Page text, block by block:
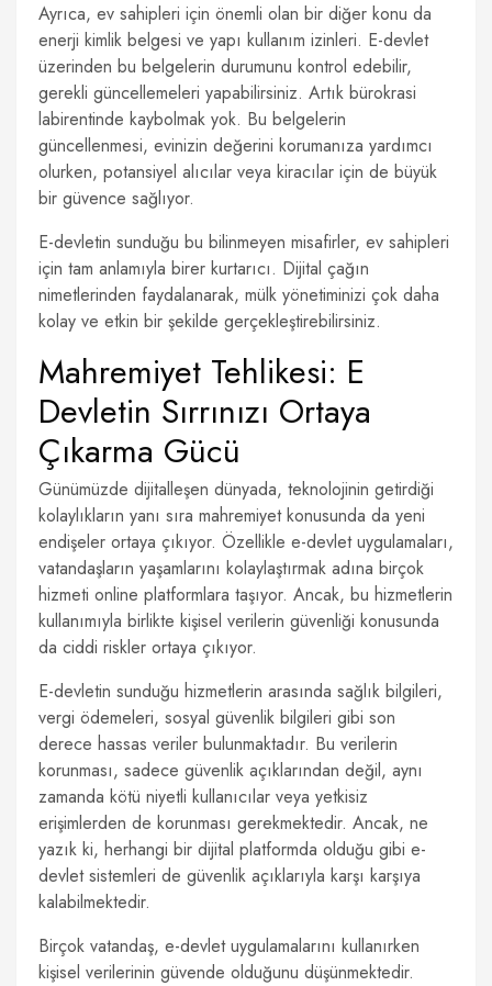
Ayrıca, ev sahipleri için önemli olan bir diğer konu da
enerji kimlik belgesi ve yapı kullanım izinleri. E-devlet
üzerinden bu belgelerin durumunu kontrol edebilir,
gerekli güncellemeleri yapabilirsiniz. Artık bürokrasi
labirentinde kaybolmak yok. Bu belgelerin
güncellenmesi, evinizin değerini korumanıza yardımcı
olurken, potansiyel alıcılar veya kiracılar için de büyük
bir güvence sağlıyor.
E-devletin sunduğu bu bilinmeyen misafirler, ev sahipleri
için tam anlamıyla birer kurtarıcı. Dijital çağın
nimetlerinden faydalanarak, mülk yönetiminizi çok daha
kolay ve etkin bir şekilde gerçekleştirebilirsiniz.
Mahremiyet Tehlikesi: E
Devletin Sırrınızı Ortaya
Çıkarma Gücü
Günümüzde dijitalleşen dünyada, teknolojinin getirdiği
kolaylıkların yanı sıra mahremiyet konusunda da yeni
endişeler ortaya çıkıyor. Özellikle e-devlet uygulamaları,
vatandaşların yaşamlarını kolaylaştırmak adına birçok
hizmeti online platformlara taşıyor. Ancak, bu hizmetlerin
kullanımıyla birlikte kişisel verilerin güvenliği konusunda
da ciddi riskler ortaya çıkıyor.
E-devletin sunduğu hizmetlerin arasında sağlık bilgileri,
vergi ödemeleri, sosyal güvenlik bilgileri gibi son
derece hassas veriler bulunmaktadır. Bu verilerin
korunması, sadece güvenlik açıklarından değil, aynı
zamanda kötü niyetli kullanıcılar veya yetkisiz
erişimlerden de korunması gerekmektedir. Ancak, ne
yazık ki, herhangi bir dijital platformda olduğu gibi e-
devlet sistemleri de güvenlik açıklarıyla karşı karşıya
kalabilmektedir.
Birçok vatandaş, e-devlet uygulamalarını kullanırken
kişisel verilerinin güvende olduğunu düşünmektedir.